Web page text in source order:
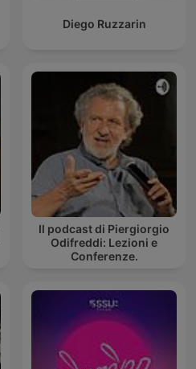
Diego Ruzzarin
Il podcast di Piergiorgio
Odifreddi: Lezioni e
Conferenze.